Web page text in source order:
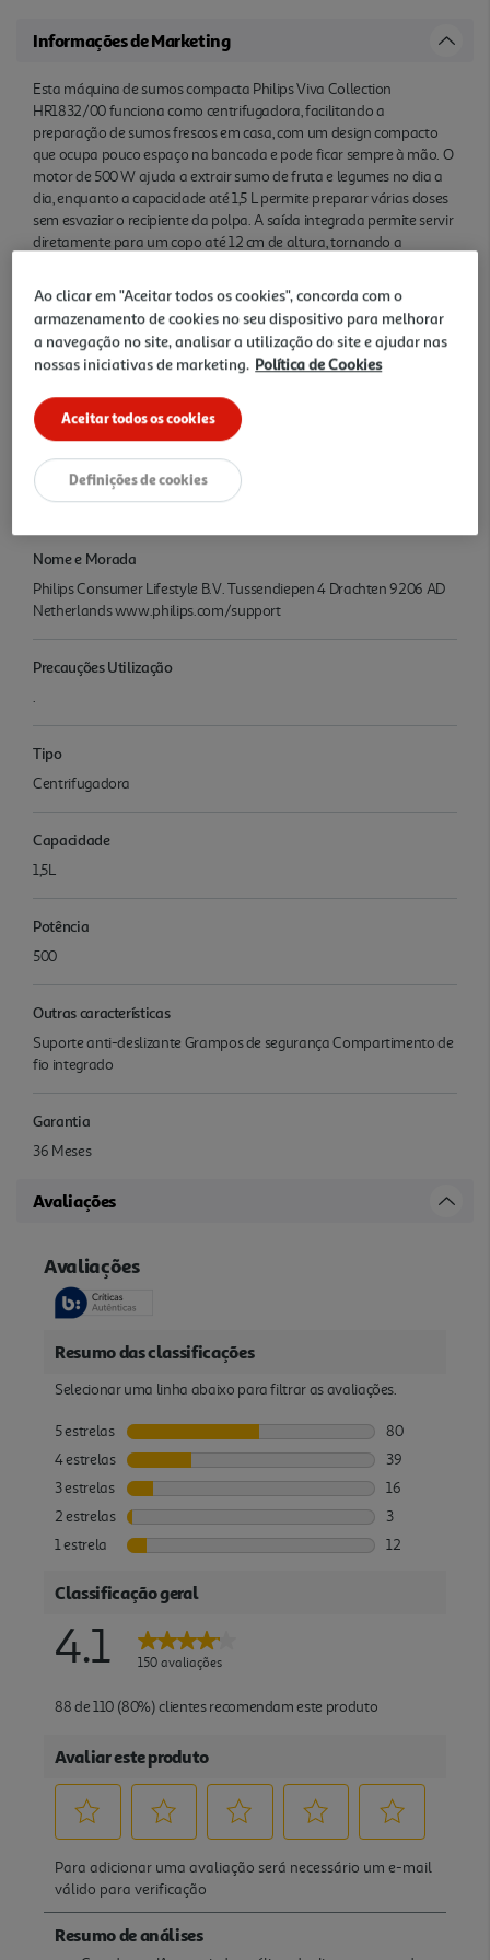
Informações de Marketing
Esta máquina de sumos compacta Philips Viva Collection
HR1832/00 funciona como centrifugadora, facilitando a
preparação de sumos frescos em casa, com um design compacto
que ocupa pouco espaço na bancada e pode ficar sempre à mão. O
motor de 500 W ajuda a extrair sumo de fruta e legumes no dia a
dia, enquanto a capacidade até 1,5 L permite preparar várias doses
sem esvaziar o recipiente da polpa. A saída integrada permite servir
diretamente para um copo até 12 cm de altura, tornando a
pensada para simplificar a limpeza, e o sistema antipingos ajuda a
manter a bancada mais limpa depois de servir. Uma solução
prática para quem quer incluir sumos caseiros na rotina com menos
preparação, menos ocupa ção de espaço e manutenção fácil.
Características
Máquina de Sumos Philips Viva Collection HR1832/00 500 W
QuickClean 1,5 L
Nome e Morada
Philips Consumer Lifestyle B.V. Tussendiepen 4 Drachten 9206 AD
Netherlands www.philips.com/support
Precauções Utilização
.
Tipo
Centrifugadora
Capacidade
1,5L
Potência
500
Outras características
Suporte anti-deslizante Grampos de segurança Compartimento de
fio integrado
Garantia
36 Meses
Avaliações
Ao clicar em "Aceitar todos os cookies", concorda com o
armazenamento de cookies no seu dispositivo para melhorar
a navegação no site, analisar a utilização do site e ajudar nas
nossas iniciativas de marketing. Política de Cookies
Aceitar todos os cookies
Definições de cookies